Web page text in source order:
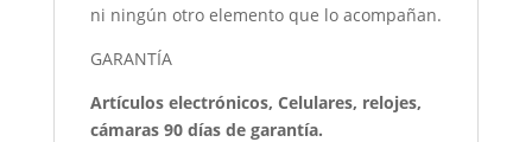
ni ningún otro elemento que lo acompañan.
GARANTÍA
Artículos electrónicos, Celulares, relojes,
cámaras 90 días de garantía.